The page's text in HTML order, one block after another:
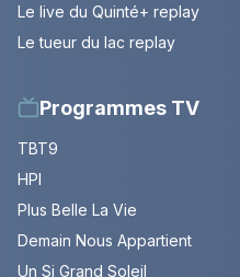
Le live du Quinté+ replay
Le tueur du lac replay
Programmes TV
TBT9
HPI
Plus Belle La Vie
Demain Nous Appartient
Un Si Grand Soleil